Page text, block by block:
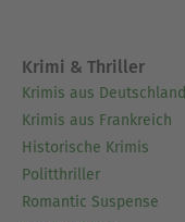
Krimi & Thriller
Krimis aus Deutschland
Krimis aus Frankreich
Historische Krimis
Politthriller
Romantic Suspense